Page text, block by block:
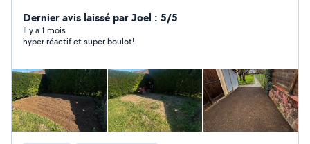
Dernier avis laissé par Joel : 5/5
Il y a 1 mois
hyper réactif et super boulot!